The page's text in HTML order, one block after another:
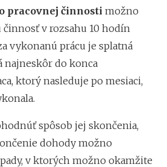
pracovnej činnosti možno
v rozsahu 10 hodín
vykonanú prácu je splatná
najneskôr do konca
ktorý nasleduje po mesiaci,
spôsob jej skončenia,
dohody možno
v ktorých možno okamžite